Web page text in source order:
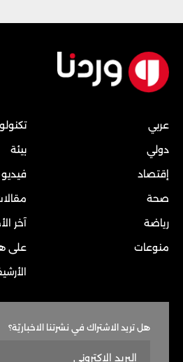
عربي
دولي
إقتصاد
صحة
رياضة
منوعات
بيئة
فيديو
آخر
على
هل تريد الاشتراك في نشرتنا الاخباريّة؟